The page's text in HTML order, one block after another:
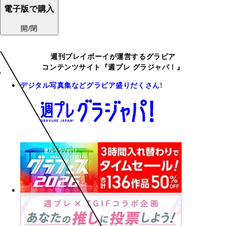
電子版で購入
開/閉
週刊プレイボーイが運営するグラビア
コンテンツサイト『週プレ グラジャパ！』
デジタル写真集などグラビア盛りだくさん!